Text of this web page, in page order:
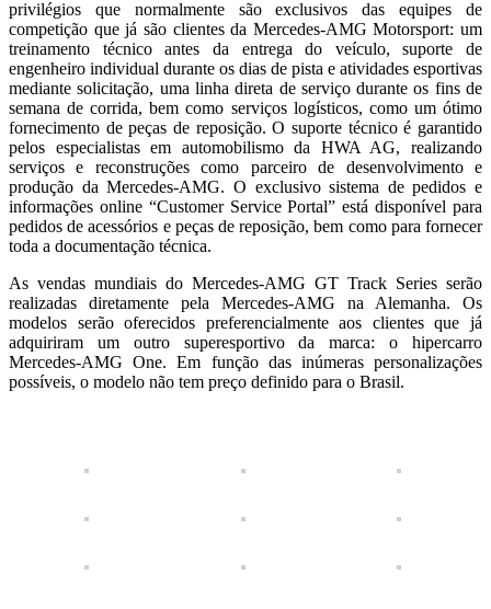
privilégios que normalmente são exclusivos das equipes de
competição que já são clientes da Mercedes-AMG Motorsport: um
treinamento técnico antes da entrega do veículo, suporte de
engenheiro individual durante os dias de pista e atividades esportivas
mediante solicitação, uma linha direta de serviço durante os fins de
semana de corrida, bem como serviços logísticos, como um ótimo
fornecimento de peças de reposição. O suporte técnico é garantido
pelos especialistas em automobilismo da HWA AG, realizando
serviços e reconstruções como parceiro de desenvolvimento e
produção da Mercedes-AMG. O exclusivo sistema de pedidos e
informações online “Customer Service Portal” está disponível para
pedidos de acessórios e peças de reposição, bem como para fornecer
toda a documentação técnica.
As vendas mundiais do Mercedes-AMG GT Track Series serão
realizadas diretamente pela Mercedes-AMG na Alemanha. Os
modelos serão oferecidos preferencialmente aos clientes que já
adquiriram um outro superesportivo da marca: o hipercarro
Mercedes-AMG One. Em função das inúmeras personalizações
possíveis, o modelo não tem preço definido para o Brasil.